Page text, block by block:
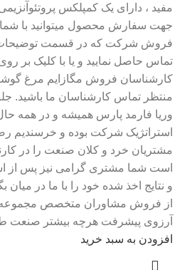
مفید ، دارای یک کمپلکس
جهت سفارش محصول میتوانید با
فروش شرکت که در قسمت
تماس حاصل نمایید و یا با کلیک بر
کارشناسان فروش مگازایم مرغ
منتظر تماس کارشناسان ما باشید.
وریا فارمد پارس همیشه و در همه
مشتریان خرد و کلان صنعت را در
است شما مشتری گرامی نیز پس از
و نتایج اخذ شده خود را با ما در میان
از فروش مشاوران متخصص مجموعه
آرزوی پیشرفت هرچه بیشتر صنعت
افزودن به سبد خرید